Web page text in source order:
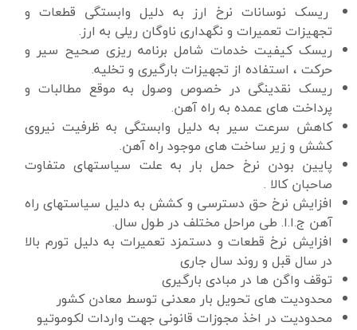
ریسک نوسانات نرخ ارز به دلیل وابستگی قطعات و
تجهیزات تعمیرات و نگهداری ناوگان ریلی به ارز.
ریسک کیفیت خدمات شامل برنامه ریزی صحیح سیر و
حرکت ، استفاده از تجهیزات بارگیری و تخلیه.
ریسک نقدینگی در خصوص وصول به موقع مطالبات و
پرداخت های عمده به راه آهن.
کاهش سرعت سیر به دلیل وابستگی به ظرفیت نیروی
کشش و زیر ساخت های موجود راه آهن.
پایین بودن نرخ حمل بار به علت سیاستهای متفاوت
صاحبان کالا .
افزایش نرخ حق دسترسی و کشش به دلیل سیاستهای راه
آهن ج.ا.ا. طی مراحل مختلف در طول سال.
افزایش نرخ قطعات و دستمزد تعمیرات به دلیل تورم بالا
در سال قبل و روند سال جاری
توقف واگن ها در مبادی بارگیری
محدودیت های تحویل بار معدنی توسط معادن کشور
محدودیت در اخذ مجوزات قانونی جهت واردات لکوموتیو